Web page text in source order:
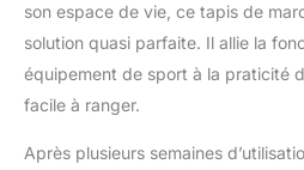
son espace de vie, ce tapis de
solution quasi parfaite. Il allie la
équipement de sport à la praticité
facile à ranger.
Après plusieurs semaines